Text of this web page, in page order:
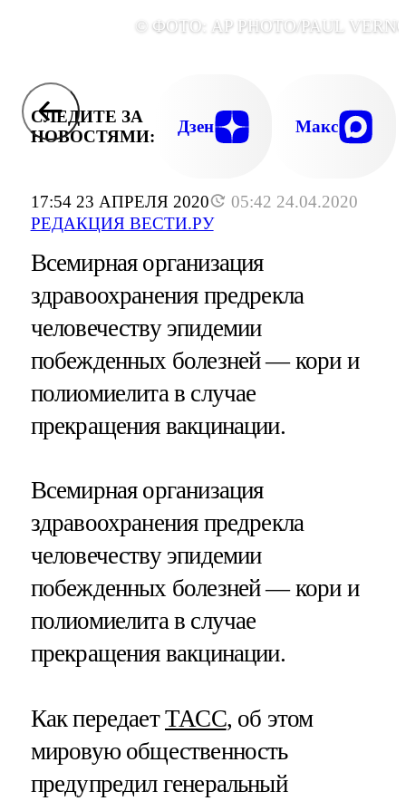
17:54 23 АПРЕЛЯ 2020
05:42 24.04.2020
РЕДАКЦИЯ ВЕСТИ.РУ
© ФОТО: AP PHOTO/PAUL
СЛЕДИТЕ ЗА
НОВОСТЯМИ:
Дзен Макс
Всемирная организация
здравоохранения предрекла
человечеству эпидемии
побежденных болезней — кори и
полиомиелита в случае
прекращения вакцинации.
Всемирная организация
здравоохранения предрекла
человечеству эпидемии
побежденных болезней — кори и
полиомиелита в случае
прекращения вакцинации.
Как передаетТАСС, об этом
мировую общественность
предупредил генеральный